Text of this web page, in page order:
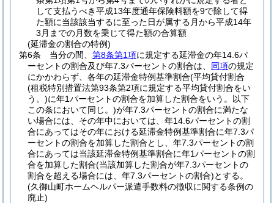
して支払うべき平成13年度通年保険料額を9で除して得
た額に当該該当するに至った日が属する月から平成14年
3月までの月数を乗じて得た額の合算額
(延滞金の割合の特例)
第6条
当分の間、 第8条第1項に規定する延滞金の年14.6パ
ーセントの割合及び年7.3パーセントの割合は、 同項の規定
にかかわらず、各年の延滞金特例基準割合(平均貸付割合
(租税特別措置法第93条第2項に規定する平均貸付割合をい
う。)に年1パーセントの割合を加算した割合をいう。以下
この条において同じ。)が年7.3パーセントの割合に満たな
い場合には、その年中においては、年14.6パーセントの割
合にあってはその年における延滞金特例基準割合に年7.3パ
ーセントの割合を加算した割合とし、年7.3パーセントの割
合にあっては当該延滞金特例基準割合に年1パーセントの割
合を加算した割合(当該加算した割合が年7.3パーセントの
割合を超える場合には、年7.3パーセントの割合)とする。
(久御山町ホームヘルパー派遣手数料の徴収に関する条例の
廃止)